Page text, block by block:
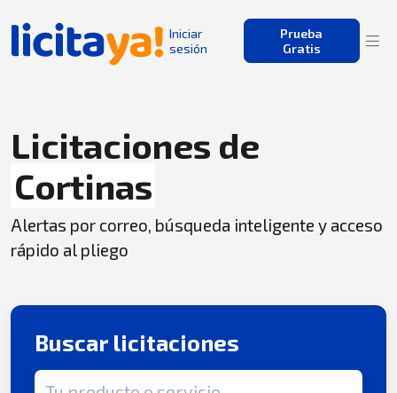
Iniciar
sesión
Prueba
Gratis
Licitaciones de
Cortinas
Alertas por correo, búsqueda inteligente y acceso
rápido al pliego
Buscar licitaciones
Término de búsqueda